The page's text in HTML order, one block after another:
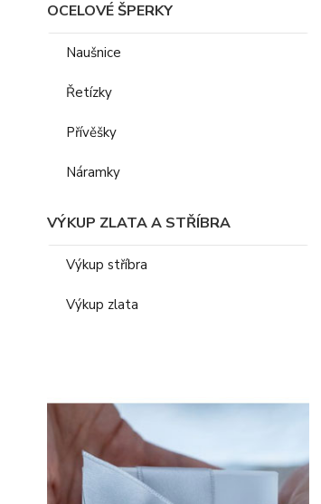
OCELOVÉ ŠPERKY
Naušnice
Řetízky
Přívěšky
Náramky
VÝKUP ZLATA A STŘÍBRA
Výkup stříbra
Výkup zlata